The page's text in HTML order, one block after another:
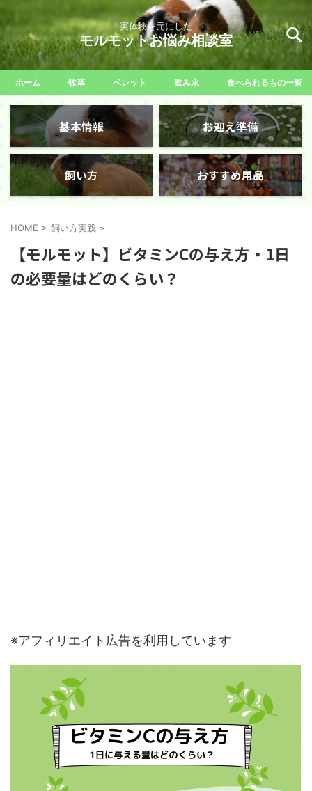
実体験を元にした
モルモットお悩み相談室
ホーム 牧草 ペレット 飲み水 食べられるもの一覧
基本情報 お迎え準備
飼い方 おすすめ用品
HOME > 飼い方実践 >
【モルモット】ビタミンCの与え方・1日
の必要量はどのくらい？
※アフィリエイト広告を利用しています